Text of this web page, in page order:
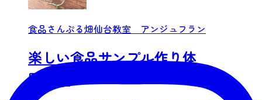
食品さんぷる畑仙台教室 アンジュフラン
楽しい食品サンプル作り体
験！！